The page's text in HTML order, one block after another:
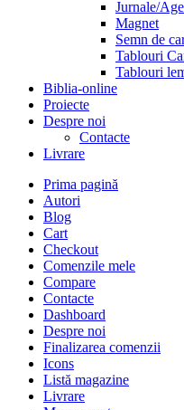
Jurnale/
Magnet
Semn de
Tablouri
Tablouri
Biblia-online
Proiecte
Despre noi
Contacte
Livrare
Prima pagină
Autori
Blog
Cart
Checkout
Comenzile mele
Compare
Contacte
Dashboard
Despre noi
Finalizarea comenzii
Icons
Listă magazine
Livrare